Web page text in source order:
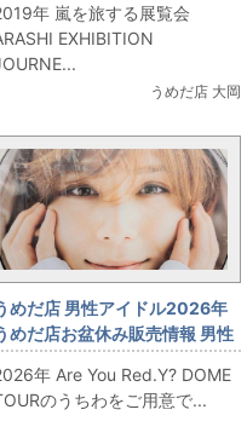
タンド」 出します
年 嵐を旅する展覧会
EXHIBITION
うめだ店 大岡
めだ店 男性アイドル2026年
めだ店お盆休み販売情報 男性
イドルコーナー 「山田涼介さ
うちわ」 出します！
年 Are You Red.Y? DOME
のうちわをご用意で...